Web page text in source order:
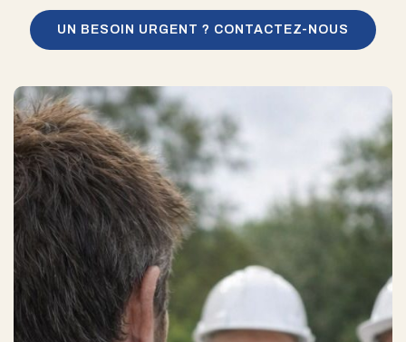
UN BESOIN URGENT ? CONTACTEZ-NOUS